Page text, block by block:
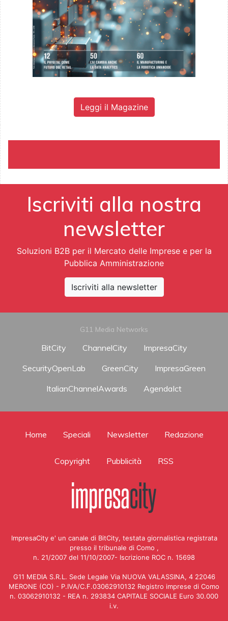
Leggi il Magazine
Iscriviti alla nostra
newsletter
Soluzioni B2B per il Mercato delle Imprese e per la
Pubblica Amministrazione
Iscriviti alla newsletter
G11 Media Networks
BitCity ChannelCity
ImpresaCity
SecurityOpenLab
GreenCity
ImpresaGreen
ItalianChannelAwards
AgendaIct
Home Speciali Newsletter Redazione
Copyright Pubblicità RSS
ImpresaCity e' un canale di BitCity, testata giornalistica registrata
presso il tribunale di Como ,
n. 21/2007 del 11/10/2007- Iscrizione ROC n. 15698
G11 MEDIA S.R.L. Sede Legale Via NUOVA VALASSINA, 4 22046
MERONE (CO) - P.IVA/C.F.03062910132 Registro imprese di Como
n. 03062910132 - REA n. 293834 CAPITALE SOCIALE Euro 30.000
i.v.